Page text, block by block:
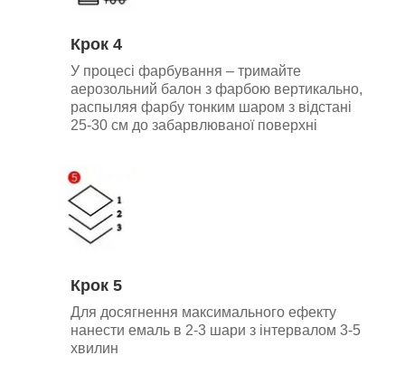
Крок 4
У процесі фарбування – тримайте
аерозольний балон з фарбою вертикально,
распыляя фарбу тонким шаром з відстані
25-30 см до забарвлюваної поверхні
Крок 5
Для досягнення максимального ефекту
нанести емаль в 2-3 шари з інтервалом 3-5
хвилин